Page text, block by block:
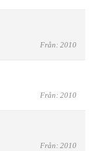
Från: 2010
Från: 2010
Från: 2010